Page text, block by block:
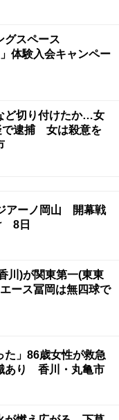
グスペース
体験入会キャンペー
ど切り付けたか…女
で逮捕 女は殺意を
アーノ岡山 開幕戦
8日
川)が関東第一(東東
ース冨岡は無四球で
た」86歳女性が救急
あり 香川・丸亀市